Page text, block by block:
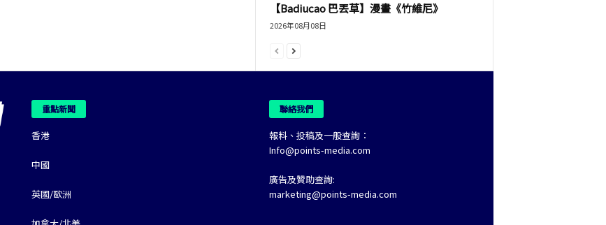
【Badiucao 巴丟草】漫畫《竹維尼》
2026年08月08日
重點新聞
香港
中國
英國/歐洲
聯絡我們
報料、投稿及一般查詢：
Info@points-media.com
廣告及贊助查詢:
marketing@points-media.com